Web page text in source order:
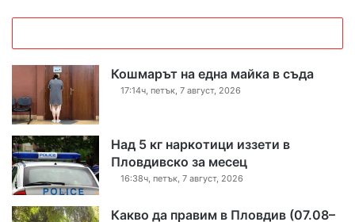
Кошмарът на една майка в съда
17:14ч, петък, 7 август, 2026
Над 5 кг наркотици иззети в
Пловдивско за месец
16:38ч, петък, 7 август, 2026
Какво да правим в Пловдив (07.08–